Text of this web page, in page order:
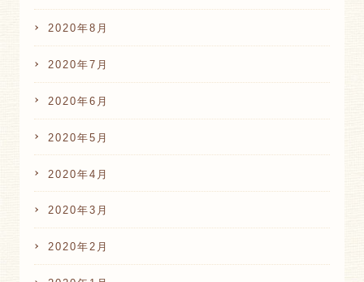
2020年8月
2020年7月
2020年6月
2020年5月
2020年4月
2020年3月
2020年2月